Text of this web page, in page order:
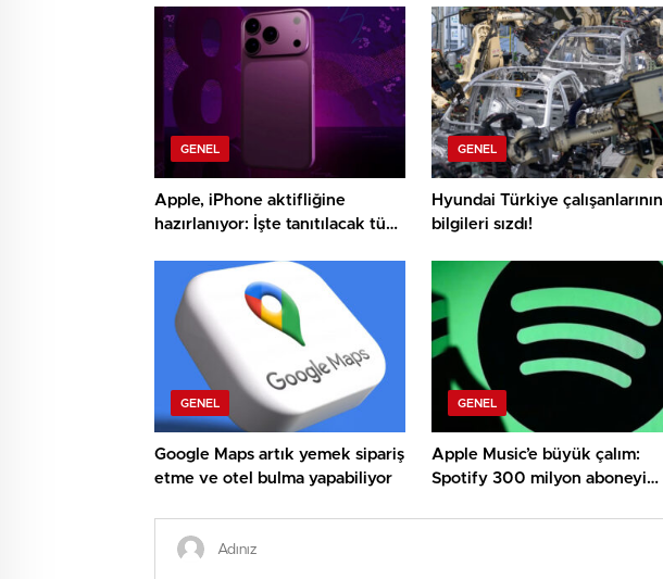
GENEL
Apple, iPhone aktifliğine
hazırlanıyor: İşte tanıtılacak tüm
GENEL
Hyundai Türkiye çalışanlarının
bilgileri sızdı!
GENEL
Google Maps artık yemek sipariş
etme ve otel bulma yapabiliyor
GENEL
Apple Music’e büyük çalım:
Spotify 300 milyon aboneyi